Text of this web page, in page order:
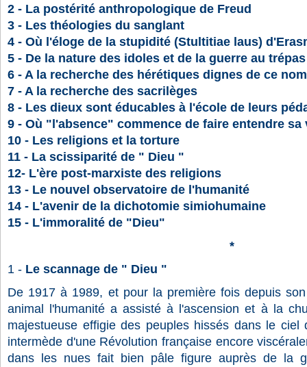
2 - La postérité anthropologique de Freud
3 - Les théologies du sanglant
4 - Où l'éloge de la stupidité (Stultitiae laus)
5 - De la nature des idoles et de la guerre au trépas
6 - A la recherche des hérétiques dignes de ce nom
7 - A la recherche des sacrilèges
8 - Les dieux sont éducables à l'école de leurs
9 - Où "l'absence" commence de faire entendre sa
10 - Les religions et la torture
11 - La scissiparité de " Dieu "
12- L'ère post-marxiste des religions
13 - Le nouvel observatoire de l'humanité
14 - L'avenir de la dichotomie simiohumaine
15 - L'immoralité de "Dieu"
*
1 - Le scannage de " Dieu "
De 1917 à 1989, et pour la première fois depuis
animal l'humanité a assisté à l'ascension et à la
majestueuse effigie des peuples hissés dans le
intermède d'une Révolution française encore
dans les nues fait bien pâle figure auprès de la